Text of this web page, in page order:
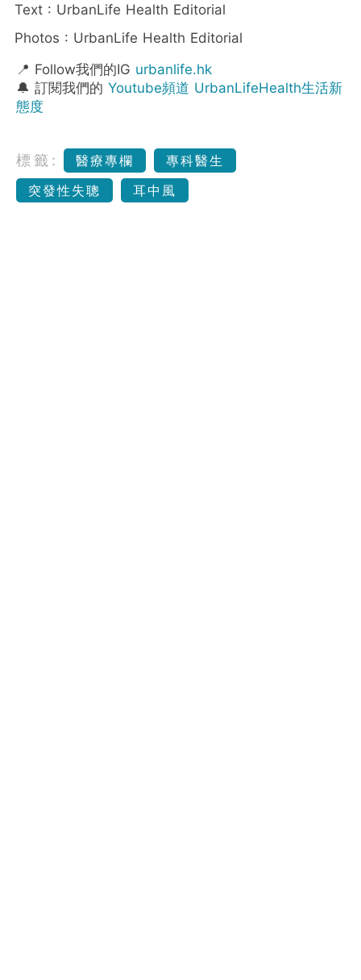
Text : UrbanLife Health Editorial
Photos : UrbanLife Health Editorial
📍 Follow我們的IG urbanlife.hk
🔔 訂閱我們的 Youtube頻道 UrbanLifeHealth生活新
態度
標籤: 醫療專欄
專科醫生
突發性失聰
耳中風